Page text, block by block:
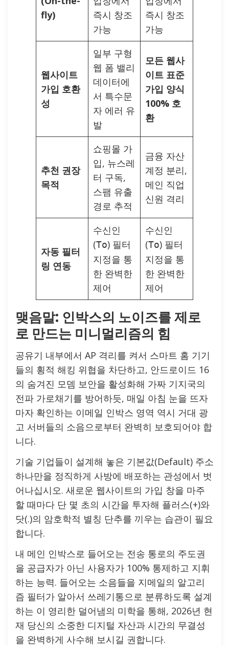
fly)
즉시 창조
가능
즉시 창조
가능
웹사이트
가입 호환
성
일부 구형
웹 폼 밸리
데이터에
서 특수문
자 에러 유
발
모든 웹사
이트 표준
가입 양식
100% 호
환
추천 권장
목적
쇼핑몰 가
입, 뉴스레
터 구독,
스팸 유출
경로 추적
금융 자산
계정 분리,
메인 직업
신원 격리
자동 필터
링 연동
수신인
(To) 필터
지정을 통
한 완벽한
제어
수신인
(To) 필터
지정을 통
한 완벽한
제어
맺음말: 인박스의 노이즈를 제로
로 만드는 미니멀리즘의 힘
공유기 내부에서 AP 격리를 켜서 스마트 홈 기기
들의 횡적 해킹 위협을 차단하고, 안드로이드 16
의 숨겨진 모뎀 보안을 활성화해 가짜 기지국의
전파 가로채기를 방어하듯, 매일 아침 눈을 뜨자
마자 확인하는 이메일 인박스 영역 역시 거대 광
고 서버들의 소음으로부터 완벽히 보호되어야 합
니다.
기술 기업들이 설계해 놓은 기본값(Default) 주소
하나만을 정직하게 사방에 배포하는 관성에서 벗
어나십시오. 새로운 웹사이트의 가입 창을 마주
할 때마다 단 몇 초의 시간을 투자해 플러스(+)와
닷(.)의 암호학적 별칭 단추를 끼우는 습관이 필요
합니다.
내 메인 인박스로 들어오는 전송 통로의 주도권
을 공급자가 아닌 사용자가 100% 통제하고 지휘
하는 능력. 들어오는 소음들을 지메일의 알고리
즘 필터가 알아서 쓰레기통으로 분류하도록 설계
하는 이 영리한 덜어냄의 미학을 통해, 2026년 현
재 당신의 소중한 디지털 자산과 시간의 무결성
을 완벽하게 사수해 보시길 권합니다.